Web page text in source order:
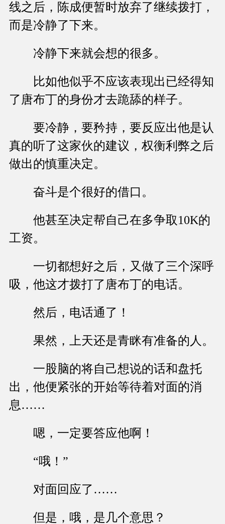
线之后，陈成便暂时放弃了继续拨打，
而是冷静了下来。
冷静下来就会想的很多。
比如他似乎不应该表现出已经得知
了唐布丁的身份才去跪舔的样子。
要冷静，要矜持，要反应出他是认
真的听了这家伙的建议，权衡利弊之后
做出的慎重决定。
奋斗是个很好的借口。
他甚至决定帮自己在多争取10K的
工资。
一切都想好之后，又做了三个深呼
吸，他这才拨打了唐布丁的电话。
然后，电话通了！
果然，上天还是青眯有准备的人。
一股脑的将自己想说的话和盘托
出，他便紧张的开始等待着对面的消
息……
嗯，一定要答应他啊！
“哦！”
对面回应了……
但是，哦，是几个意思？